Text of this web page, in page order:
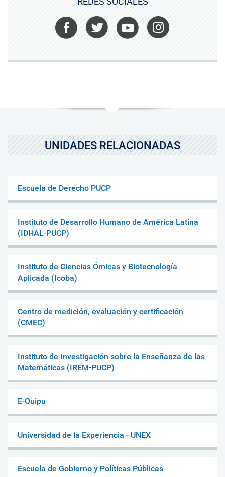
Facebook Twitter Youtube
UNIDADES RELACIONADAS
Escuela de Derecho PUCP
Instituto de Desarrollo Humano de América Latina
(IDHAL-PUCP)
Instituto de Ciencias Ómicas y Biotecnología
Aplicada (Icoba)
Centro de medición, evaluación y certificación
(CMEC)
Instituto de Investigación sobre la Enseñanza de las
Matemáticas (IREM-PUCP)
E-Quipu
Universidad de la Experiencia - UNEX
Escuela de Gobierno y Políticas Públicas